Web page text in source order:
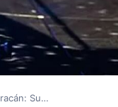
Su…